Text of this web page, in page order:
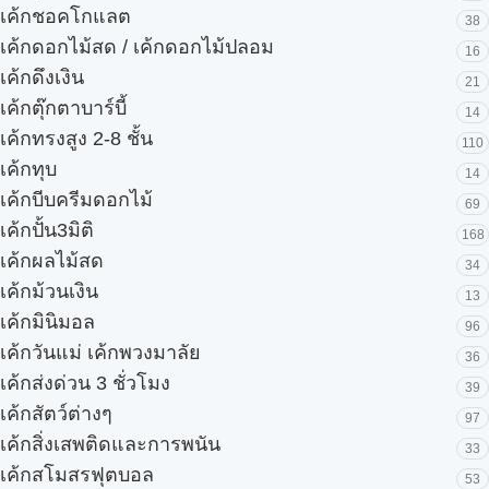
เค้กชอคโกแลต 38
เค้กดอกไม้สด / เค้กดอกไม้ปลอม 16
เค้กดึงเงิน 21
เค้กตุ๊กตาบาร์บี้ 14
เค้กทรงสูง 2-8 ชั้น 110
เค้กทุบ 14
เค้กบีบครีมดอกไม้ 69
เค้กปั้น3มิติ 168
เค้กผลไม้สด 34
เค้กม้วนเงิน 13
เค้กมินิมอล 96
เค้กวันแม่ เค้กพวงมาลัย 36
เค้กส่งด่วน 3 ชั่วโมง 39
เค้กสัตว์ต่างๆ 97
เค้กสิ่งเสพติดและการพนัน 33
เค้กสโมสรฟุตบอล 53